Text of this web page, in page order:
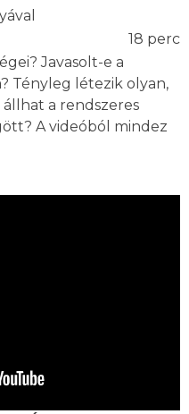
18 perc
Javasolt-e a
Tényleg létezik olyan,
a rendszeres
A videóból mindez